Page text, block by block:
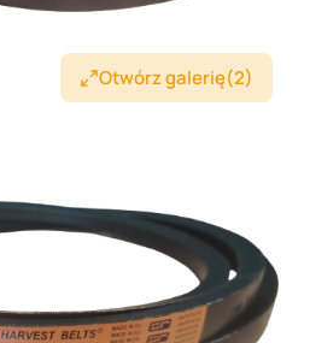
Otwórz galerię(2)